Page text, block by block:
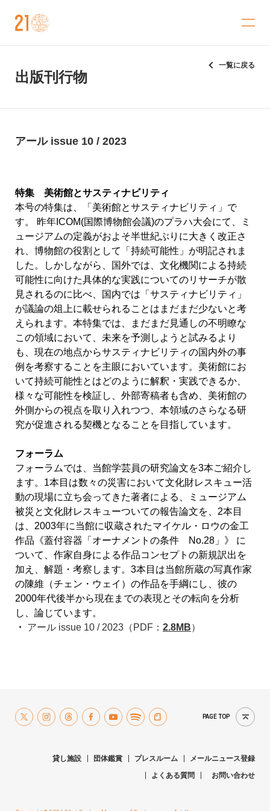
出版刊行物
一覧に戻る
アール issue 10 / 2023
特集 美術館とサスティナビリティ
本号の特集は、「美術館とサスティナビリティ」で
す。 昨年ICOM(国際博物館会議)のプラハ大会にて、ミ
ュージアムの定義がおよそ半世紀ぶりに大きく改正さ
れ、博物館の役割として「持続可能性」が明記されま
した。しかしながら、国外では、文化機関による持続
可能性に向けた具体的な実践についてのリサーチが散
見されるのに比べ、国内では「サスティナビリティ」
が議論の俎上に載せられることはまだまだ少ないと考
えられます。本特集では、まだまだ見通しの不明瞭な
この領域において、未来を予測しようと試みるより
も、現在の地点からサスティナビリティの国内外の事
例を考察することを主眼においています。美術館にお
いて持続可能性とはどのように解釈・実践できるか、
様々な可能性を検証し、外部寄稿者も含め、美術館の
外側からの視点を取り入れつつ、本領域のさらなる研
究が促進される契機となることを目指しています。
フォーラム
フォーラムでは、当館学芸員の研究論文を3本ご紹介し
ます。1本目は数々の災害において文化財レスキュー活
動の現場に立ち会ってきた著者による、ミュージアム
被災と文化財レスキューついての報告論文を、2本目
は、2003年に当館に収蔵されたマイケル・ロウの金工
作品《蓋付容器「オーナメントの条件 No.28」》 に
ついて、作家自身による作品コンセプトの新規訳出を
加え、解題・考察します。3本目は当館所蔵の写真作家
の陳維（チェン・ウェイ）の作品を手綱にし、彼の
2000年代後半から現在までの表現とその転向を分析
し、論じています。
アール issue 10 / 2023（PDF： 2.8MB）
PAGE TOP
貸し施設 団体鑑賞 プレスルーム
メールニュース登録
よくある質問
お問い合わせ